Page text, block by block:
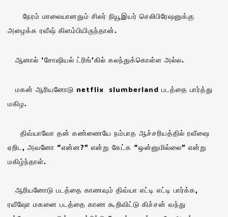
நேரம் மாலையானதும் சிலர் நியூஇயர் செலிபிரேஷனுக்கு
அழைக்க ரவீஷ் கிளம்பியிருந்தான்.
ஆனால் ‘சோஷியல் ட்ரிங்’கில் கலந்துக்கொள்ள அல்ல.
மகன் ஆரியனோடு netflix slumberland படத்தை பார்த்து
மகிழ.
திவ்யாவோ தன் கண்ணையே நம்பாத ஆச்சரியத்தில் ரவீஷை
ஏறிட, அவனோ “என்ன?” என்று கேட்க “ஒன்னுமில்லை” என்று
மகிழ்ந்தாள்.
ஆரியனோடு படத்தை காணவும் திவ்யா எட்டி எட்டி பார்க்க,
ரவீஷோ மகனை படத்தை காண கூறிவிட்டு கிச்சன் வந்து